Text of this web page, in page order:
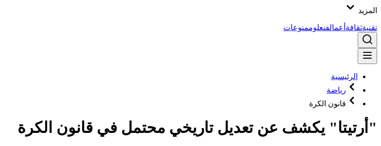
المزيد
تقنيةثقافة أعمالفنعلوممنوعات
الرئيسية
رياضة
قانون الكرة
"أرتيتا" يكشف عن تعديل تاريخي محتمل في قانون الكرة